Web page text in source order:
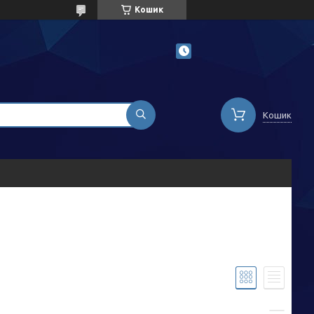
Кошик
Кошик